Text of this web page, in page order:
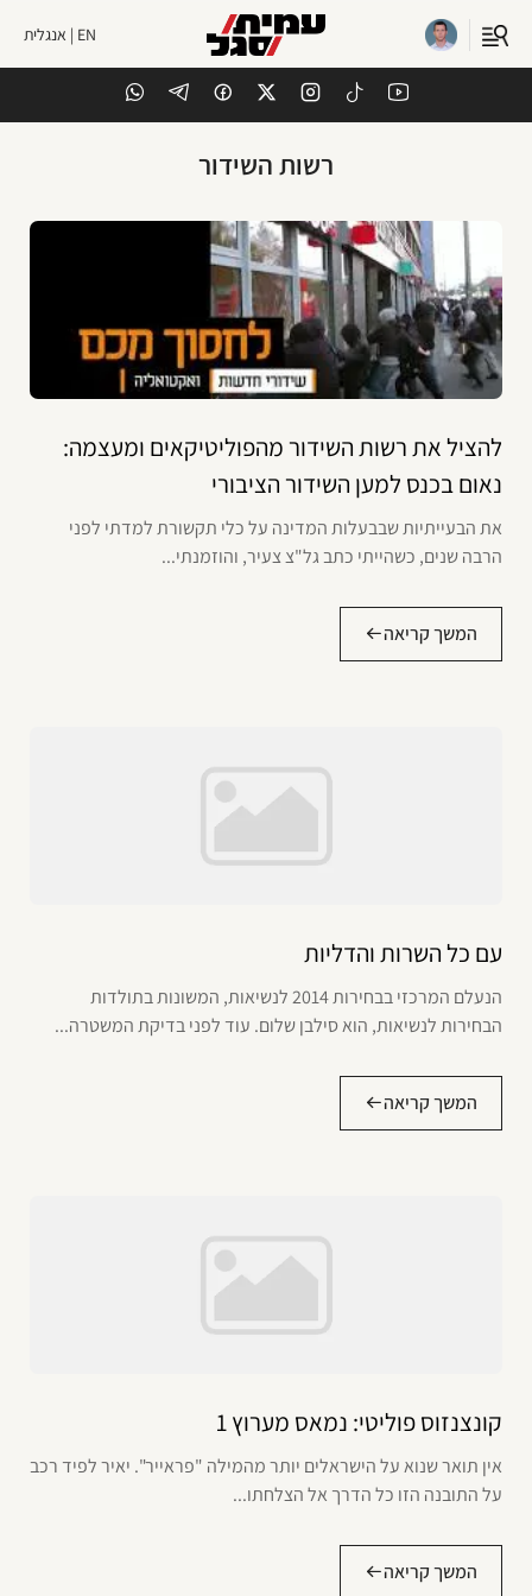
EN | אנגלית
רשות השידור
להציל את רשות השידור מהפוליטיקאים ומעצמה:
נאום בכנס למען השידור הציבורי
את הבעייתיות שבבעלות המדינה על כלי תקשורת למדתי לפני
הרבה שנים, כשהייתי כתב גל"צ צעיר, והוזמנתי...
המשך קריאה
עם כל השרות והדליות
הנעלם המרכזי בבחירות 2014 לנשיאות, המשונות בתולדות
הבחירות לנשיאות, הוא סילבן שלום. עוד לפני בדיקת המשטרה...
המשך קריאה
קונצנזוס פוליטי: נמאס מערוץ 1
אין תואר שנוא על הישראלים יותר מהמילה "פראייר". יאיר לפיד רכב
על התובנה הזו כל הדרך אל הצלחתו...
המשך קריאה